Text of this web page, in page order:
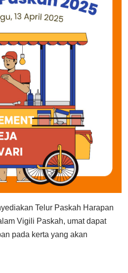
Telur Paskah Harapan
Vigili Paskah, umat dapat
pada kerta yang akan